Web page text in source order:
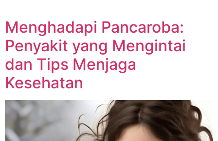
Menghadapi Pancaroba:
Penyakit yang Mengintai
dan Tips Menjaga
Kesehatan